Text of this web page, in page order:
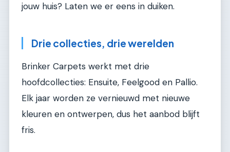
jouw huis? Laten we er eens in duiken.
Drie collecties, drie werelden
Brinker Carpets werkt met drie
hoofdcollecties: Ensuite, Feelgood en Pallio.
Elk jaar worden ze vernieuwd met nieuwe
kleuren en ontwerpen, dus het aanbod blijft
fris.